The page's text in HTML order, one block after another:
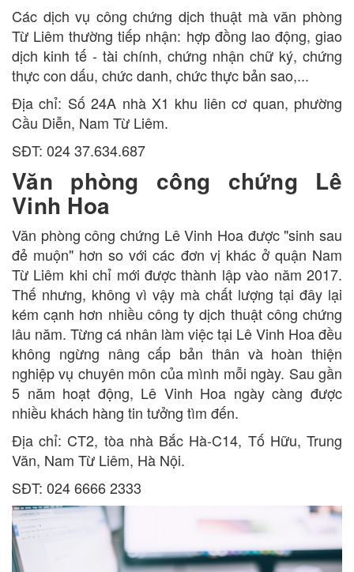
Các dịch vụ công chứng dịch thuật mà văn phòng
Từ Liêm thường tiếp nhận: hợp đồng lao động, giao
dịch kinh tế - tài chính, chứng nhận chữ ký, chứng
thực con dấu, chức danh, chức thực bản sao,...
Địa chỉ: Số 24A nhà X1 khu liên cơ quan, phường
Cầu Diễn, Nam Từ Liêm.
SĐT: 024 37.634.687
Văn phòng công chứng Lê
Vinh Hoa
Văn phòng công chứng Lê Vinh Hoa được "sinh sau
đẻ muộn" hơn so với các đơn vị khác ở quận Nam
Từ Liêm khi chỉ mới được thành lập vào năm 2017.
Thế nhưng, không vì vậy mà chất lượng tại đây lại
kém cạnh hơn nhiều công ty dịch thuật công chứng
lâu năm. Từng cá nhân làm việc tại Lê Vinh Hoa đều
không ngừng nâng cấp bản thân và hoàn thiện
nghiệp vụ chuyên môn của mình mỗi ngày. Sau gần
5 năm hoạt động, Lê Vinh Hoa ngày càng được
nhiều khách hàng tin tưởng tìm đến.
Địa chỉ: CT2, tòa nhà Bắc Hà-C14, Tố Hữu, Trung
Văn, Nam Từ Liêm, Hà Nội.
SĐT: 024 6666 2333